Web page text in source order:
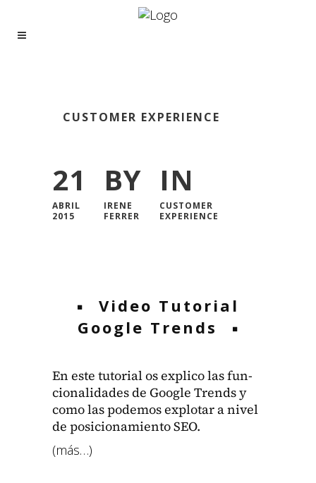
CUSTOMER EXPERIENCE
21
ABRIL
2015
BY
IRENE
FERRER
IN
CUSTOMER
EXPERIENCE
Video Tutorial
Google Trends
En este tuto­r­i­al os expli­co las fun­
cional­i­dades de Google Trends y
como las podemos explotar a niv­el
de posi­cionamien­to SEO.
(más…)